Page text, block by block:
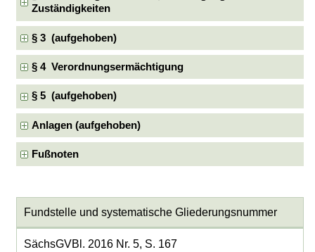
Zuständigkeiten
§ 3 (aufgehoben)
§ 4 Verordnungsermächtigung
§ 5 (aufgehoben)
Anlagen (aufgehoben)
Fußnoten
Fundstelle und systematische Gliederungsnummer
SächsGVBl. 2016 Nr. 5, S. 167